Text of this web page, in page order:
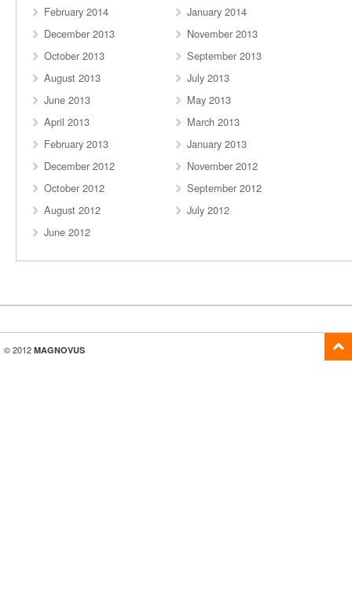
February 2014
January 2014
December 2013
November 2013
October 2013
September 2013
August 2013
July 2013
June 2013
May 2013
April 2013
March 2013
February 2013
January 2013
December 2012
November 2012
October 2012
September 2012
August 2012
July 2012
June 2012
© 2012 MAGNOVUS